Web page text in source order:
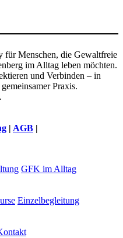
für Menschen, die Gewaltfreie
im Alltag leben möchten.
und Verbinden – in
Praxis.
| AGB |
GFK im Alltag
Einzelbegleitung